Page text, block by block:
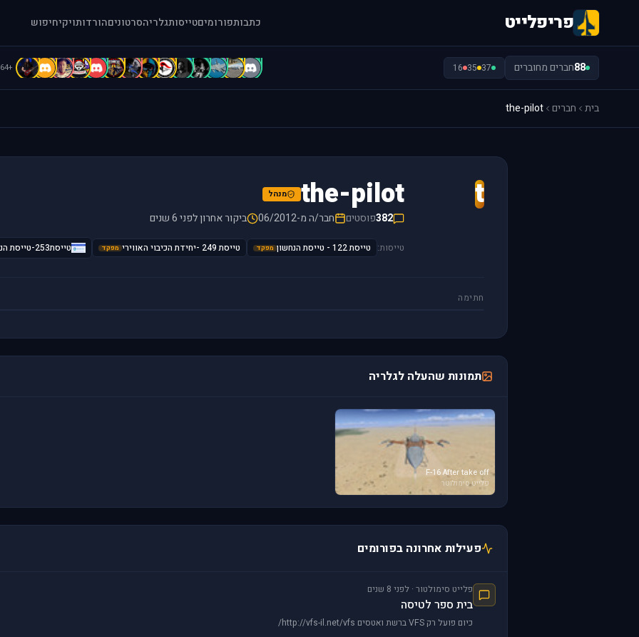
פריפלייט כתבותפורומיםטייסותגלריהסרטוניםהורדותויקיחיפוש
88חברים מחוברים 37
35
16
.
[
a
A
A
A
A
A
b
b
b
B
B
b
+64
בית חברים the-pilot
t
the-pilot מנהל
382פוסטים חבר/ה מ-06/2012 ביקור אחרון לפני 6 שנים
טייסות: טייסת 122 - טייסת הנחשון מפקד טייסת 249 -יחידת הכיבוי האווירי מפקד טייסת253-טייסת הנגב
חתימה
תמונות שהעלה לגלריה
F-16 After take off
פלייט סימולוטר
פעילות אחרונה בפורומים
פלייט סימולטור · לפני 8 שנים
בית ספר לטיסה
כיום פועל רק VFS ברשת ואטסים http://vfs-il.net/vfs/